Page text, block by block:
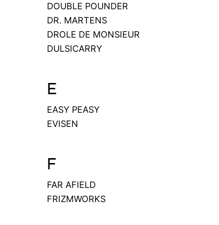
DOUBLE POUNDER
DR. MARTENS
DROLE DE MONSIEUR
DULSICARRY
E
EASY PEASY
EVISEN
F
FAR AFIELD
FRIZMWORKS